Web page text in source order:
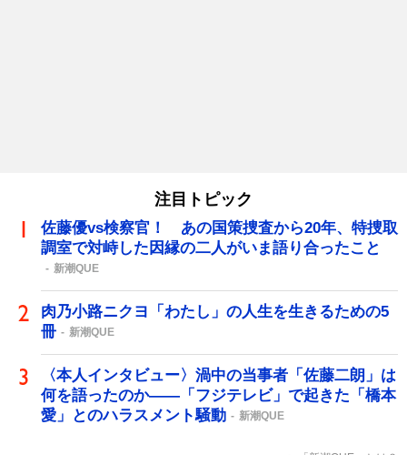
注目トピック
佐藤優vs検察官！ あの国策捜査から20年、特捜取
調室で対峙した因縁の二人がいま語り合ったこと
新潮QUE
肉乃小路ニクヨ「わたし」の人生を生きるための5
冊
新潮QUE
〈本人インタビュー〉渦中の当事者「佐藤二朗」は
何を語ったのか――「フジテレビ」で起きた「橋本
愛」とのハラスメント騒動
新潮QUE